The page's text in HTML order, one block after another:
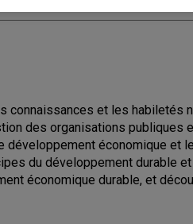
connaissances et les habiletés
des organisations publiques
économique et
du développement durable
économique durable, et